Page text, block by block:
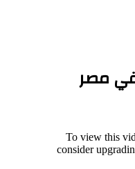
مصر
To view this
consider